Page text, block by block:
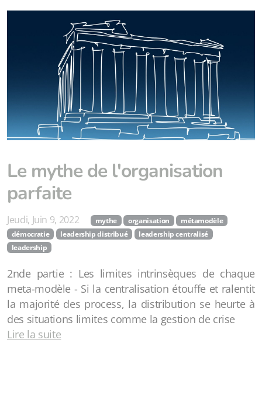
Le mythe de l'organisation
parfaite
Jeudi, Juin 9, 2022 mythe organisation
métamodèle
démocratie
leadership distribué
leadership centralisé
leadership
2nde partie : Les limites intrinsèques de chaque
meta-modèle - Si la centralisation étouffe et ralentit
la majorité des process, la distribution se heurte à
des situations limites comme la gestion de crise
Lire la suite